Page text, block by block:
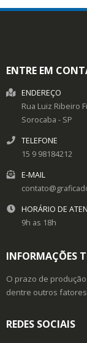
ENTRE EM
ENDEREÇO
Rua Luiz Ribeiro
Sorocaba - SP
TELEFONE
15 9 98184212
E-MAIL
HORÁRIO DE
9h as 18h
INFORMAÇÕES
O prazo de
dentre outros
REDES SOCIAIS